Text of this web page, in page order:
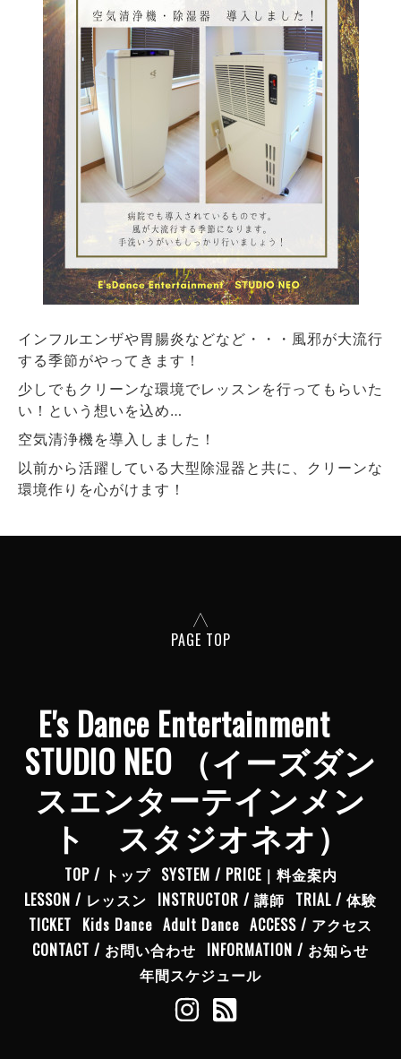
インフルエンザや胃腸炎などなど・・・風邪が大流行
する季節がやってきます！
少しでもクリーンな環境でレッスンを行ってもらいた
い！という想いを込め…
空気清浄機を導入しました！
以前から活躍している大型除湿器と共に、クリーンな
環境作りを心がけます！
PAGE TOP
E's Dance Entertainment
STUDIO NEO （イーズダン
スエンターテインメン
ト スタジオネオ）
TOP / トップ SYSTEM / PRICE｜料金案内
LESSON / レッスン INSTRUCTOR / 講師 TRIAL / 体験
TICKET Kids Dance Adult Dance ACCESS / アクセス
CONTACT / お問い合わせ INFORMATION / お知らせ
年間スケジュール